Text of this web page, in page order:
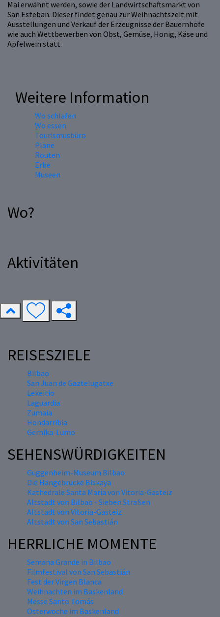
Mai erwähnt werden, sowie der Landwirtschaftsmarkt von
San Esteban. Dieser findet genau zur Weihnachtszeit mit
Ausstellungen und Verkauf der Erzeugnisse der Bauernhöfe
wie auch Wettbewerben von Obst, Gemüse, Honig, Käse und
Apfelwein statt.
Weitere Information
Wo schlafen
Wo essen
Tourismusbüro
Pläne
Routen
Erbe
Museen
Wo?
Aktivitäten
REISESZIELE
Bilbao
San Juan de Gaztelugatxe
Lekeitio
Laguardia
Zumaia
Hondarribia
Gernika-Lumo
SEHENSWÜRDIGKEITEN
Guggenheim-Museum Bilbao
Die Hängebrücke Biskaya
Kathedrale Santa María von Vitoria-Gasteiz
Altstadt von Bilbao - Sieben Straßen
Altstadt von Vitoria-Gasteiz
Altstadt von San Sebastián
HERRLICHE MOMENTE
Semana Grande in Bilbao
Filmfestival von San Sebastián
Fest der Virgen Blanca
Weihnachten im Baskenland
Messe Santo Tomás
Osterwoche im Baskenland